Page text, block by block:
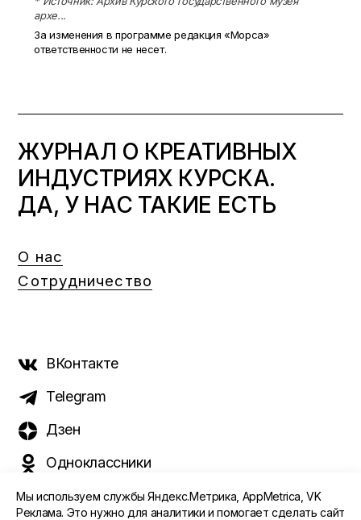
архе...
За изменения в программе редакция «Морса»
ответственности не несет.
ЖУРНАЛ О КРЕАТИВНЫХ
ИНДУСТРИЯХ КУРСКА.
ДА, У НАС ТАКИЕ ЕСТЬ
О нас
Сотрудничество
ВКонтакте
Telegram
Дзен
Одноклассники
Мы используем службы Яндекс.Метрика, AppMetrica, VK
Реклама. Это нужно для аналитики и помогает сделать сайт